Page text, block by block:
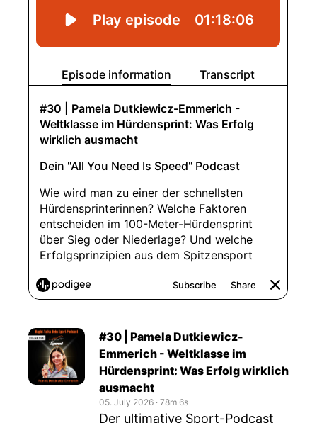
#30 | Pamela Dutkiewicz-
Emmerich - Weltklasse im
Hürdensprint: Was Erfolg wirklich
ausmacht
05. July 2026 ‧ 78m 6s
Der ultimative Sport-Podcast